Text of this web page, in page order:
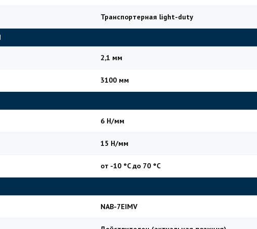
Транспортерная light-duty
2,1 мм
3100 мм
6 Н/мм
15 Н/мм
от -10 °C до 70 °C
NAB-7EIMV